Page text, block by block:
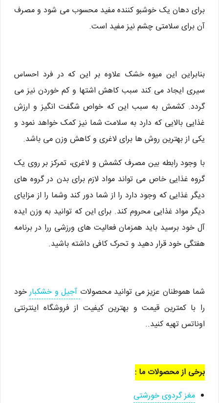
برای دهان یک خوشبو کننده مفید محسوب می شود و مصرف
آن برای سلامتی چشم نیز مفید است.
بنابراین این میوه خشک علاوه بر این که در فرد احساس
سیری ایجاد می کند سبب کاهش اشتها و کم خوردن نیز می
گردد. کشمش به سبب این که خواص شگفت انگیز و ارزش
غذایی بالایی که دارد به سلامت شما نیز کمک خواهد نمود و
یکی از بهترین روش ها برای لاغری و کاهش وزن می باشد.
با وجود رابطه بین مصرف کشمش و لاغری، تمرکز بر روی یک
گروه غذایی خاص می تواند مواد لازم برای بدن در گروه های
دیگر غذایی که وجود دارد را از شما دور کند وشما را از مزایای
دیگر مواد غذایی محروم کند. برای این که توانید به وزن ایده
آل خود برسید باید همزمان فعالیت های ورزشی ررا در برنامه
هفتگی خود قرار دهید و تحرک کافی داشته باشید.
شما هموطنان عزیز می توانید محصولات آجیل و خشکبارخود
را با کمترین قیمت و بهترین کیفیت از فروشگاه اینترنتی
اوناتس تهیه کنید..
برخی از محصولات ما :
مغز گردوی خورشتی